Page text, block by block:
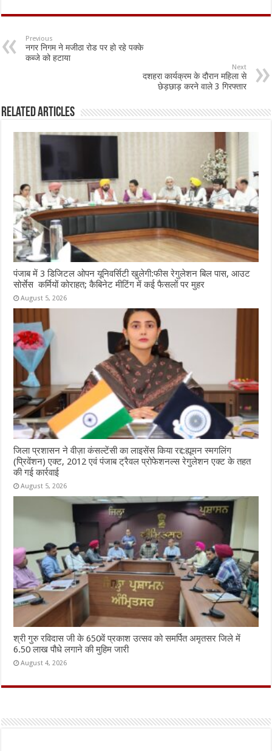
e
b
o
at
sA
p
ai
l
ar
e
Previous
नगर निगम ने मजीठा रोड पर हो रहे पक्के
कब्जे को हटाया
Next
दशहरा कार्यक्रम के दौरान महिला से
छेड़छाड़ करने वाले 3 गिरफ्तार
Related Articles
पंजाब में 3 डिजिटल ओपन यूनिवर्सिटी खुलेगी:फीस रेगुलेशन बिल पास, आउट
सोर्सेस कर्मियों कोराहत; कैबिनेट मीटिंग में कई फैसलों पर मुहर
August 5, 2026
जिला प्रशासन ने वीज़ा कंसल्टेंसी का लाइसेंस किया रद्द:ह्यूमन स्मगलिंग
(प्रिवेंशन) एक्ट, 2012 एवं पंजाब ट्रैवल प्रोफेशनल्स रेगुलेशन एक्ट के तहत
की गई कार्रवाई
August 5, 2026
श्री गुरु रविदास जी के 650वें प्रकाश उत्सव को समर्पित अमृतसर जिले में
6.50 लाख पौधे लगाने की मुहिम जारी
August 4, 2026